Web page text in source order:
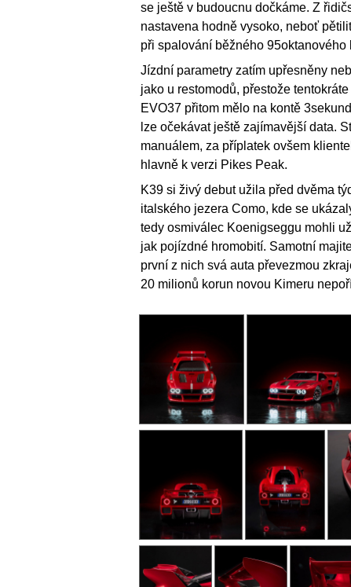
se ještě v budoucnu dočkáme. Z
nastavena hodně vysoko, neboť
při spalování běžného 95oktanového
Jízdní parametry zatím upřesněny
jako u restomodů, přestože
EVO37 přitom mělo na kontě
lze očekávat ještě zajímavější data.
manuálem, za příplatek ovšem
hlavně k verzi Pikes Peak.
K39 si živý debut užila před dvěma
italského jezera Como, kde se
tedy osmiválec Koenigseggu mohli
jak pojízdné hromobití. Samotní
první z nich svá auta převezmou
20 milionů korun novou Kimeru